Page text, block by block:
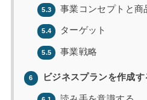
5.3 事業コンセプトと商
5.4 ターゲット
5.5 事業戦略
6 ビジネスプランを作成す